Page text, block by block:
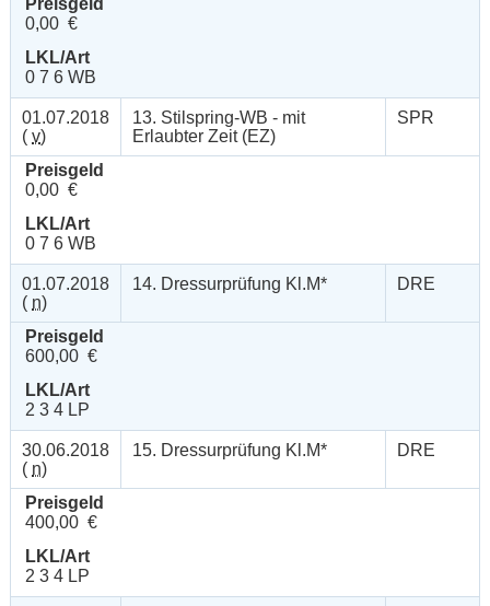
Preisgeld
0,00 €
LKL/Art
0 7 6 WB
01.07.2018
( v)
13. Stilspring-WB - mit
Erlaubter Zeit (EZ)
SPR
Preisgeld
0,00 €
LKL/Art
0 7 6 WB
01.07.2018
( n)
14. Dressurprüfung Kl.M* DRE
Preisgeld
600,00 €
LKL/Art
2 3 4 LP
30.06.2018
( n)
15. Dressurprüfung Kl.M* DRE
Preisgeld
400,00 €
LKL/Art
2 3 4 LP